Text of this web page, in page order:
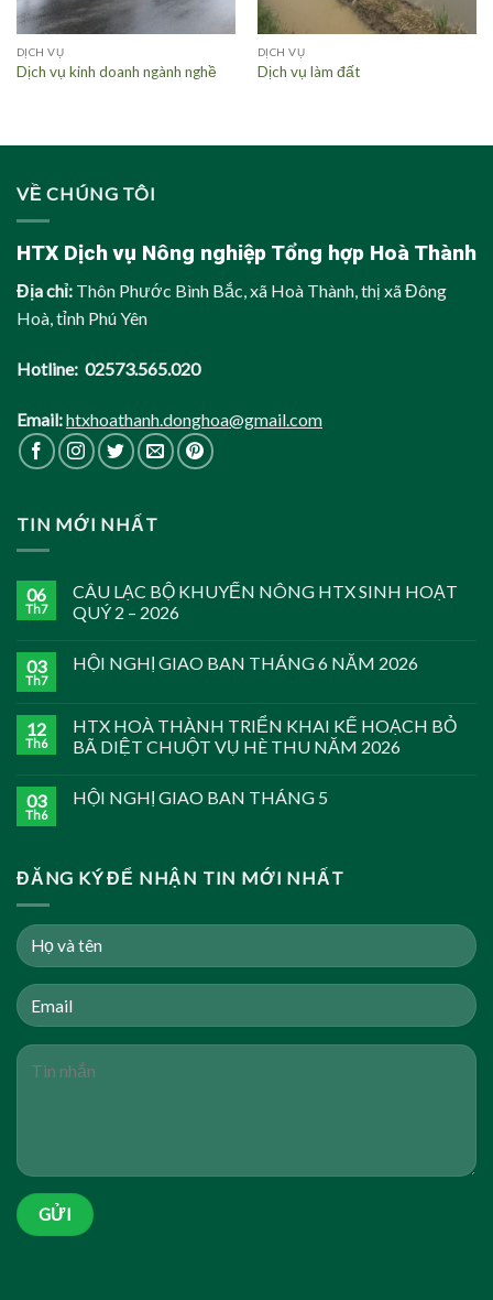
DỊCH VỤ
Dịch vụ kinh doanh ngành nghề
DỊCH VỤ
Dịch vụ làm đất
VỀ CHÚNG TÔI
HTX Dịch vụ Nông nghiệp Tổng hợp Hoà Thành
Địa chỉ: Thôn Phước Bình Bắc, xã Hoà Thành, thị xã Đông
Hoà, tỉnh Phú Yên
Hotline: 02573.565.020
Email:htxhoathanh.donghoa@gmail.com
TIN MỚI NHẤT
06
Th7
CÂU LẠC BỘ KHUYẾN NÔNG HTX SINH HOẠT
QUÝ 2 – 2026
03
Th7
HỘI NGHỊ GIAO BAN THÁNG 6 NĂM 2026
12
Th6
HTX HOÀ THÀNH TRIỂN KHAI KẾ HOẠCH BỎ
BÃ DIỆT CHUỘT VỤ HÈ THU NĂM 2026
03
Th6
HỘI NGHỊ GIAO BAN THÁNG 5
ĐĂNG KÝ ĐỂ NHẬN TIN MỚI NHẤT